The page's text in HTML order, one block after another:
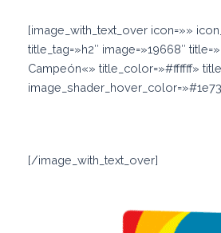
[image_with_text_over icon=»»
title_tag=»h2″ image=»19668″
Campeón«» title_color=»#ffffff»
[/image_with_text_over]